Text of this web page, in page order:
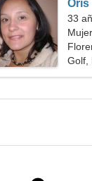
Oris
33
Golf,